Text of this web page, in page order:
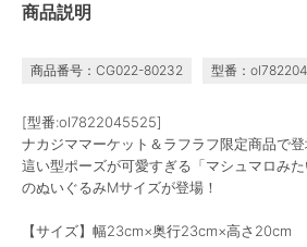
商品説明
商品番号：CG022-80232 型番：
[型番:ol7822045525]
ナカジママーケット＆ラフラフ限定商品で
這い型ポーズが可愛すぎる「マシュマロみた
のぬいぐるみMサイズが登場！
【サイズ】幅23cm×奥行23cm×高さ20cm